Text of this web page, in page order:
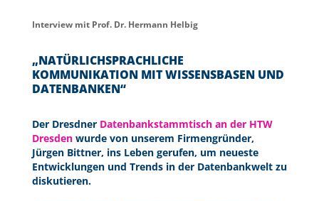
Interview mit Prof. Dr. Hermann Helbig
„NATÜRLICHSPRACHLICHE
KOMMUNIKATION MIT WISSENSBASEN UND
DATENBANKEN“
Der Dresdner Datenbankstammtisch an der HTW
Dresdenwurde von unserem Firmengründer,
Jürgen Bittner, ins Leben gerufen, um neueste
Entwicklungen und Trends in der Datenbankwelt zu
diskutieren.